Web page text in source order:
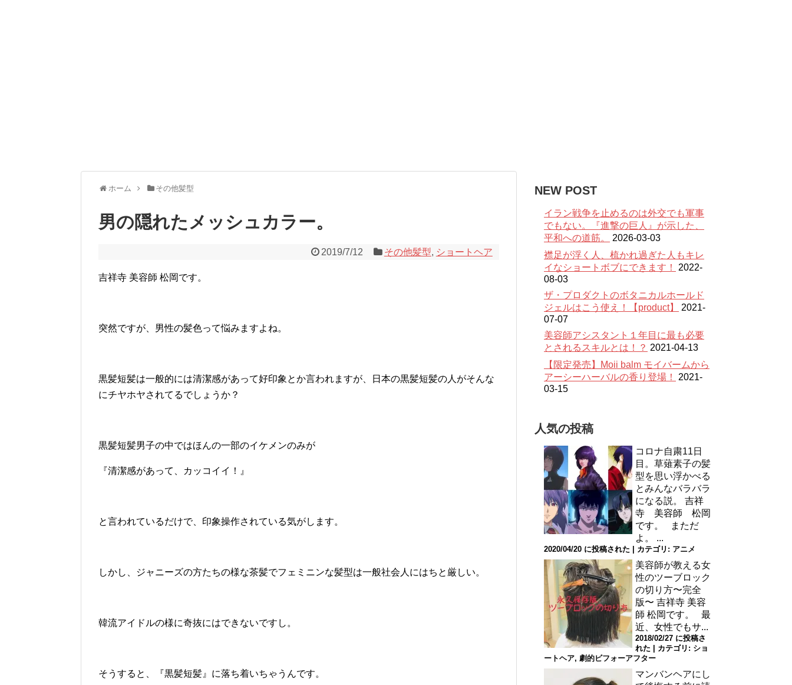
ホーム その他髪型
男の隠れたメッシュカラー。
2019/7/12 その他髪型, ショートヘア
吉祥寺 美容師 松岡です。
突然ですが、男性の髪色って悩みますよね。
黒髪短髪は一般的には清潔感があって好印象とか言われますが、日本の黒髪短髪の人がそんな
にチヤホヤされてるでしょうか？
黒髪短髪男子の中ではほんの一部のイケメンのみが
『清潔感があって、カッコイイ！』
と言われているだけで、印象操作されている気がします。
しかし、ジャニーズの方たちの様な茶髪でフェミニンな髪型は一般社会人にはちと厳しい。
韓流アイドルの様に奇抜にはできないですし。
そうすると、『黒髪短髪』に落ち着いちゃうんです。
NEW POST
イラン戦争を止めるのは外交でも軍事
でもない。『進撃の巨人』が示した、
平和への道筋。
2026-03-03
襟足が浮く人、梳かれ過ぎた人もキレ
イなショートボブにできます！
2022-
08-03
ザ・プロダクトのボタニカルホールド
ジェルはこう使え！【product】
2021-
07-07
美容師アシスタント１年目に最も必要
とされるスキルとは！？ 2021-04-13
【限定発売】Moii balm モイバームから
アーシーハーバルの香り登場！
2021-
03-15
人気の投稿
コロナ自粛11日
目。草薙素子の髪
型を思い浮かべる
とみんなバラバラ
になる説。
吉祥
寺 美容師 松岡
です。 まただ
よ。 ...
2020/04/20 に投稿された カテゴリ: アニメ
美容師が教える女
性のツーブロック
の切り方〜完全
版〜 吉祥寺 美容
師 松岡です。 最
近、女性でもサ...
2018/02/27 に投稿さ
れた
カテゴリ: ショ
ートヘア, 劇的ビフォーアフター
マンバンヘアにし